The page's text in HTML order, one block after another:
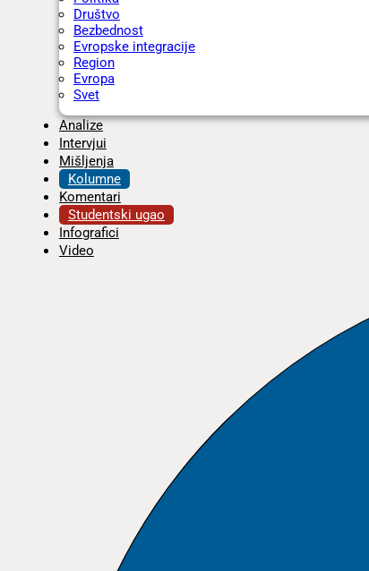
Društvo
Bezbednost
Evropske integracije
Region
Evropa
Svet
Analize
Intervjui
Mišljenja
Kolumne
Komentari
Studentski ugao
Infografici
Video